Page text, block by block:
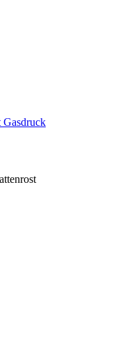
Gasdruck